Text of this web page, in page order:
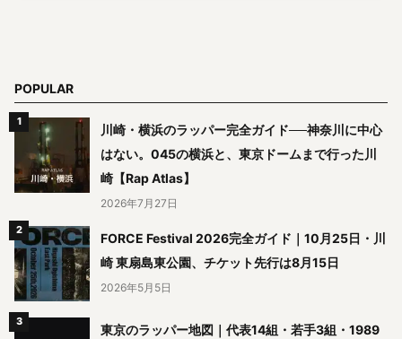
POPULAR
川崎・横浜のラッパー完全ガイド──神奈川に中心
はない。045の横浜と、東京ドームまで行った川
崎【Rap Atlas】
2026年7月27日
FORCE Festival 2026完全ガイド｜10月25日・川
崎 東扇島東公園、チケット先行は8月15日
2026年5月5日
東京のラッパー地図｜代表14組・若手3組・1989